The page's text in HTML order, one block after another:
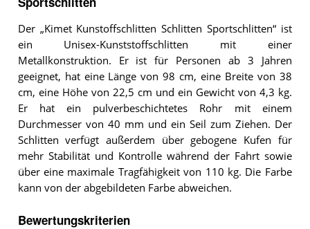
Der „Kimet Kunstoffschlitten Schlitten Sportschlitten“ ist
ein Unisex-Kunststoffschlitten mit einer
Metallkonstruktion. Er ist für Personen ab 3 Jahren
geeignet, hat eine Länge von 98 cm, eine Breite von 38
cm, eine Höhe von 22,5 cm und ein Gewicht von 4,3 kg.
Er hat ein pulverbeschichtetes Rohr mit einem
Durchmesser von 40 mm und ein Seil zum Ziehen. Der
Schlitten verfügt außerdem über gebogene Kufen für
mehr Stabilität und Kontrolle während der Fahrt sowie
über eine maximale Tragfähigkeit von 110 kg. Die Farbe
kann von der abgebildeten Farbe abweichen.
Bewertungskriterien